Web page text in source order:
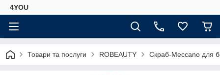
4YOU
Товари та послуги ROBEAUTY Скраб-Meccano для